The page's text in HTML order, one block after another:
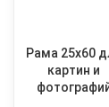
Рама 25x60
картин и